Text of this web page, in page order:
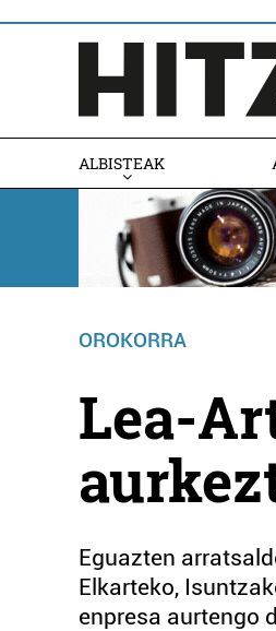
ALBISTEAK
OROKORRA
Lea-
Eguazten
Elkarteko,
enpresa aurtengo